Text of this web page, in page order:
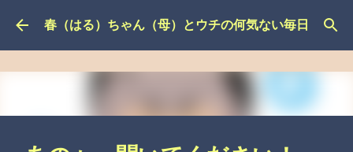
スキップしてメイン コンテンツに移動
春（はる）ちゃん（母）とウチの何気ない毎日